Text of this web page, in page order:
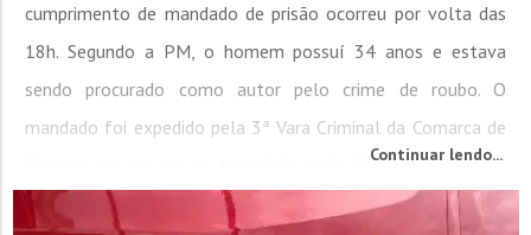
cumprimento de mandado de prisão ocorreu por volta das
18h. Segundo a PM, o homem possuí 34 anos e estava
sendo procurado como autor pelo crime de roubo. O
mandado foi expedido pela 3ª Vara Criminal da Comarca de
Pinheiro, no estado do Maranhão. Após feita a captura do
foragido, o mesmo foi conduzido ao Presídio...
Continuar lendo...